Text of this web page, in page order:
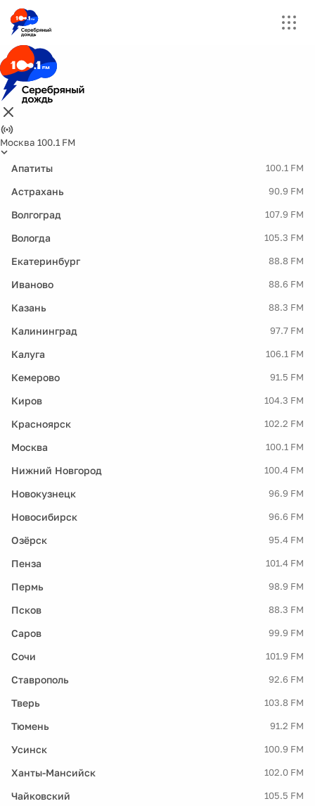
Москва 100.1 FM
Апатиты 100.1 FM
Астрахань 90.9 FM
Волгоград 107.9 FM
Вологда 105.3 FM
Екатеринбург 88.8 FM
Иваново 88.6 FM
Казань 88.3 FM
Калининград 97.7 FM
Калуга 106.1 FM
Кемерово 91.5 FM
Киров 104.3 FM
Красноярск 102.2 FM
Москва 100.1 FM
Нижний Новгород 100.4 FM
Новокузнецк 96.9 FM
Новосибирск 96.6 FM
Озёрск 95.4 FM
Пенза 101.4 FM
Пермь 98.9 FM
Псков 88.3 FM
Саров 99.9 FM
Сочи 101.9 FM
Ставрополь 92.6 FM
Тверь 103.8 FM
Тюмень 91.2 FM
Усинск 100.9 FM
Ханты-Мансийск 102.0 FM
Чайковский 105.5 FM